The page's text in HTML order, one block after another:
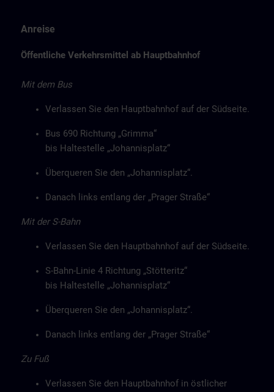
Anreise
Öffentliche Verkehrsmittel ab Hauptbahnhof
Mit dem Bus
Verlassen Sie den Hauptbahnhof auf der Südseite.
Bus 690 Richtung „Grimma“
bis Haltestelle „Johannisplatz“
Überqueren Sie den „Johannisplatz“.
Danach links entlang der „Prager Straße“
Mit der S-Bahn
Verlassen Sie den Hauptbahnhof auf der Südseite.
S-Bahn-Linie 4 Richtung „Stötteritz“
bis Haltestelle „Johannisplatz“
Überqueren Sie den „Johannisplatz“.
Danach links entlang der „Prager Straße“
Zu Fuß
Verlassen Sie den Hauptbahnhof in östlicher